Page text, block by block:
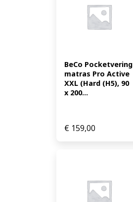
BeCo Pocketvering
matras Pro Active
XXL (Hard (H5), 90
x 200...
€ 159,00